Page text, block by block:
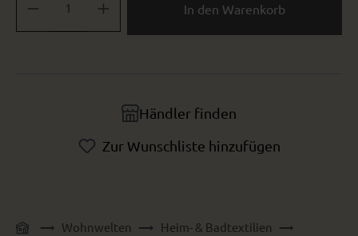
In den Warenkorb
Händler finden
Zur Wunschliste hinzufügen
Wohnwelten
Heim- & Badtextilien